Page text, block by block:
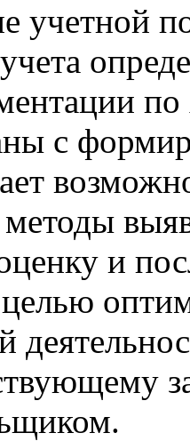
учетной
с
и